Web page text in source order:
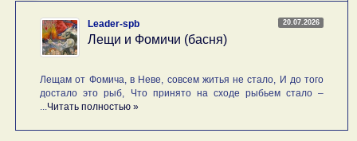
20.07.2026
Leader-spb
Лещи и Фомичи (басня)
Лещам от Фомича, в Неве, совсем житья не стало, И до того
достало это рыб, Что принято на сходе рыбьем стало –
Читать полностью »